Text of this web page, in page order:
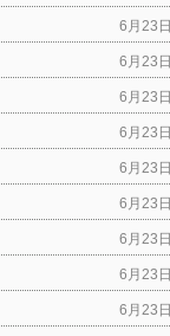
6月23日
6月23日
6月23日
6月23日
6月23日
6月23日
6月23日
6月23日
6月23日